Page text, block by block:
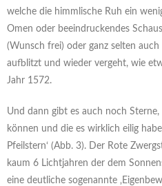
welche die himmlische Ruh ein
Omen oder beeindruckendes
(Wunsch frei) oder ganz selten auch
aufblitzt und wieder vergeht, wie
Jahr 1572.
Und dann gibt es auch noch Sterne,
können und die es wirklich eilig
Pfeilstern‘ (Abb. 3). Der Rote
kaum 6 Lichtjahren der dem
eine deutliche sogenannte